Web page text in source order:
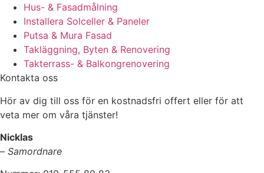
Hus- & Fasadmålning
Installera Solceller & Paneler
Putsa & Mura Fasad
Takläggning, Byten & Renovering
Takterrass- & Balkongrenovering
Kontakta oss
Hör av dig till oss för en kostnadsfri offert eller för att
veta mer om våra tjänster!
Nicklas
– Samordnare